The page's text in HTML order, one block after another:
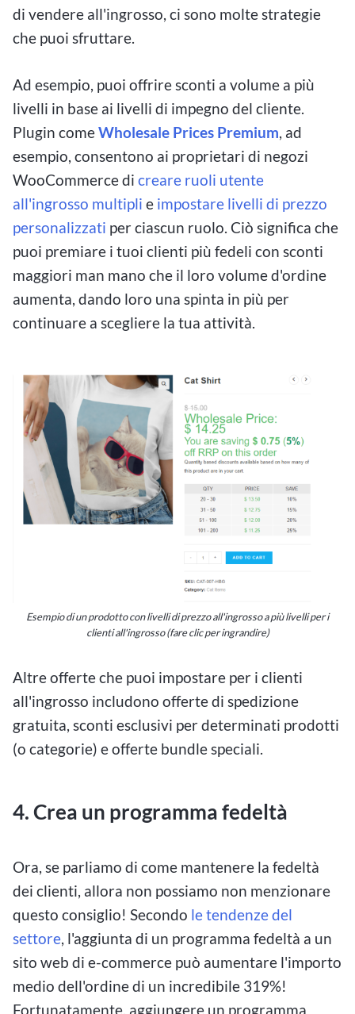
di vendere all'ingrosso, ci sono molte strategie
che puoi sfruttare.
Ad esempio, puoi offrire sconti a volume a più
livelli in base ai livelli di impegno del cliente.
Plugin comeWholesale Prices Premium, ad
esempio, consentono ai proprietari di negozi
WooCommerce di creare ruoli utente
all'ingrosso multipli e impostare livelli di prezzo
personalizzati per ciascun ruolo. Ciò significa che
puoi premiare i tuoi clienti più fedeli con sconti
maggiori man mano che il loro volume d'ordine
aumenta, dando loro una spinta in più per
continuare a scegliere la tua attività.
Esempio di un prodotto con livelli di prezzo all'ingrosso a più livelli per i
clienti all'ingrosso (fare clic per ingrandire)
Altre offerte che puoi impostare per i clienti
all'ingrosso includono offerte di spedizione
gratuita, sconti esclusivi per determinati prodotti
(o categorie) e offerte bundle speciali.
4. Crea un programma fedeltà
Ora, se parliamo di come mantenere la fedeltà
dei clienti, allora non possiamo non menzionare
questo consiglio! Secondo le tendenze del
settore, l'aggiunta di un programma fedeltà a un
sito web di e-commerce può aumentare l'importo
medio dell'ordine di un incredibile 319%!
Fortunatamente, aggiungere un programma